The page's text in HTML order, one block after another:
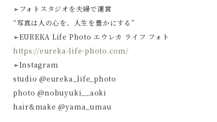
➢フォトスタジオを夫婦で運営
“写真は人の心を、人生を豊かにする”
➢EUREKA Life Photo エウレカ ライフ フォト
https://eureka-life-photo.com/
➢Instagram
studio @eureka_life_photo
photo @nobuyuki__aoki
hair&make @yama_umau